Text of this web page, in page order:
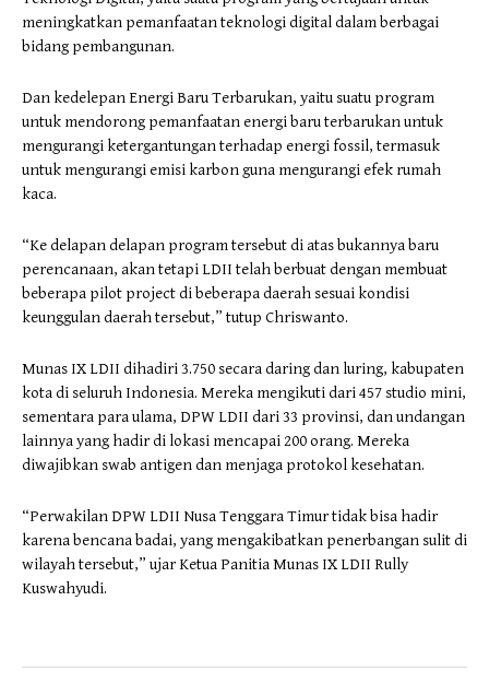
meningkatkan pemanfaatan teknologi digital dalam berbagai
bidang pembangunan.
Dan kedelepan Energi Baru Terbarukan, yaitu suatu program
untuk mendorong pemanfaatan energi baru terbarukan untuk
mengurangi ketergantungan terhadap energi fossil, termasuk
untuk mengurangi emisi karbon guna mengurangi efek rumah
kaca.
“Ke delapan delapan program tersebut di atas bukannya baru
perencanaan, akan tetapi LDII telah berbuat dengan membuat
beberapa pilot project di beberapa daerah sesuai kondisi
keunggulan daerah tersebut,” tutup Chriswanto.
Munas IX LDII dihadiri 3.750 secara daring dan luring, kabupaten
kota di seluruh Indonesia. Mereka mengikuti dari 457 studio mini,
sementara para ulama, DPW LDII dari 33 provinsi, dan undangan
lainnya yang hadir di lokasi mencapai 200 orang. Mereka
diwajibkan swab antigen dan menjaga protokol kesehatan.
“Perwakilan DPW LDII Nusa Tenggara Timur tidak bisa hadir
karena bencana badai, yang mengakibatkan penerbangan sulit di
wilayah tersebut,” ujar Ketua Panitia Munas IX LDII Rully
Kuswahyudi.